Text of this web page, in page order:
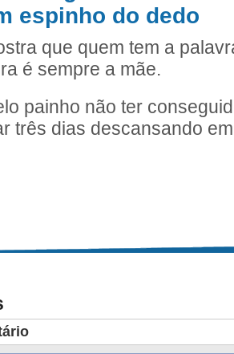
espinho do dedo
que quem tem a
é sempre a mãe.
painho não ter
três dias descansando